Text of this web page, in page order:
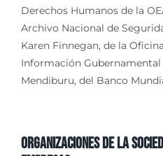
Derechos Humanos de la
Archivo Nacional de
Karen Finnegan, de la
Información Gubernamental
Mendiburu, del Banco
Organizaciones de la